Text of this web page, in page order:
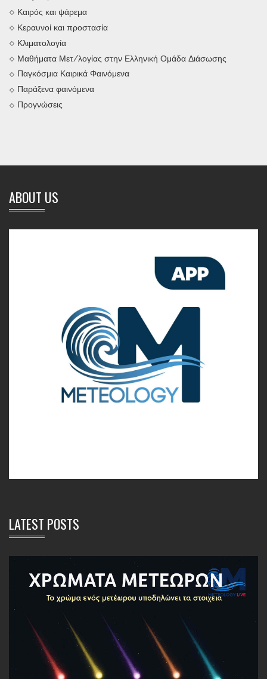
Καιρός και ψάρεμα
Κεραυνοί και προστασία
Κλιματολογία
Μαθήματα Μετ/λογίας στην Ελληνική Ομάδα Διάσωσης
Παγκόσμια Καιρικά Φαινόμενα
Παράξενα φαινόμενα
Προγνώσεις
ABOUT US
LATEST POSTS